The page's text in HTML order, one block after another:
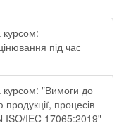
курсом:
під час
курсом: "Вимоги до
процесів
ISO/IEC 17065:2019"